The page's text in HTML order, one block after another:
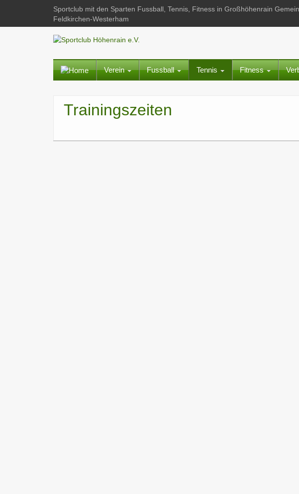
Sportclub mit den Sparten Fussball, Tennis, Fitness in Großhöhenrain
Feldkirchen-Westerham
Verein Fussball Tennis Fitness
Trainingszeiten